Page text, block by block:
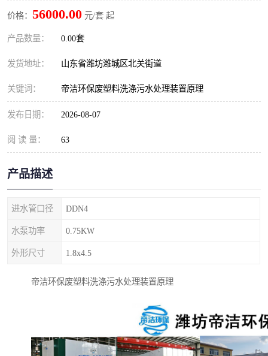
价格： 56000.00 元/套 起
产品数量： 0.00套
发货地址： 山东省潍坊潍城区北关街道
关键词： 帝洁环保废塑料洗涤污水处理装置原理
发布日期： 2026-08-07
阅 读 量： 63
产品描述
进水管口径 DDN4
水泵功率 0.75KW
外形尺寸 1.8x4.5
帝洁环保废塑料洗涤污水处理装置原理
餐具消毒污水处理设备
塑料编织袋一体化污水处
理设备
养老院污水处理一体化设
整形医院污水处理设备
酿酒厂一体化污水处理设
备
生活一体化污水处理设备
复合二氧化氯发生器污水
处理设备
屠宰场一体化污水处理设
地埋式一体化污水处理设 加药装置污水设备
MBR膜污水处理设备
气浮机一体化污水处理设 污水处理设备生产厂家